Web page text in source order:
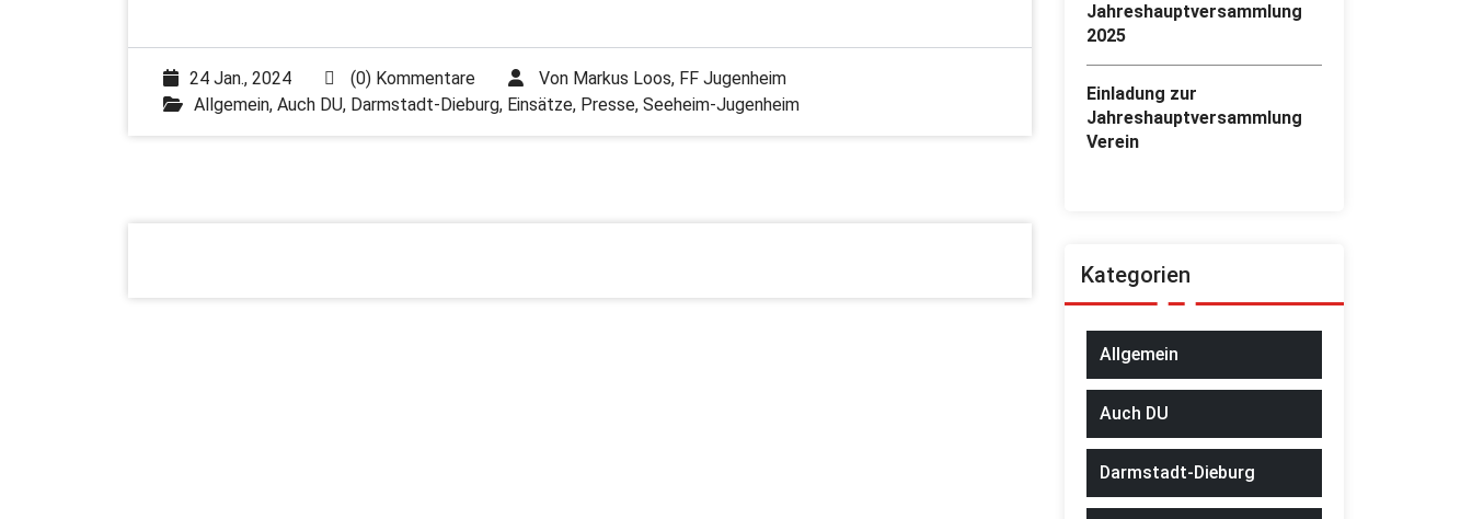
24 Jan., 2024 (0) Kommentare Von Markus Loos, FF Jugenheim
Allgemein, Auch DU, Darmstadt-Dieburg, Einsätze, Presse, Seeheim-Jugenheim
Jahreshauptversammlung
2025
Einladung zur
Jahreshauptversammlung
Verein
Kategorien
Allgemein
Auch DU
Darmstadt-Dieburg